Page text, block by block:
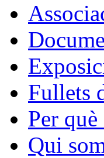
Fullets
Per
Qui